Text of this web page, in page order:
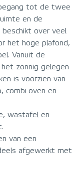
tot de twee
en de
over veel
het hoge plafond,
Vanuit de
zonnig gelegen
is voorzien van
combi-oven en
wastafel en
van een
afgewerkt met